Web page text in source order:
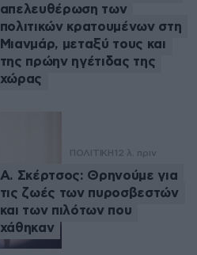
απελευθέρωση των
πολιτικών κρατουμένων στη
Μιανμάρ, μεταξύ τους και
της πρώην ηγέτιδας της
χώρας
ΠΟΛΙΤΙΚΗ 12 λ. πριν
Α. Σκέρτσος: Θρηνούμε για
τις ζωές των πυροσβεστών
και των πιλότων που
χάθηκαν